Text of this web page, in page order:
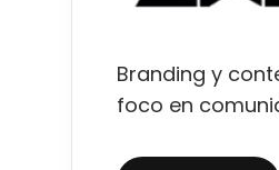
Branding y
foco en